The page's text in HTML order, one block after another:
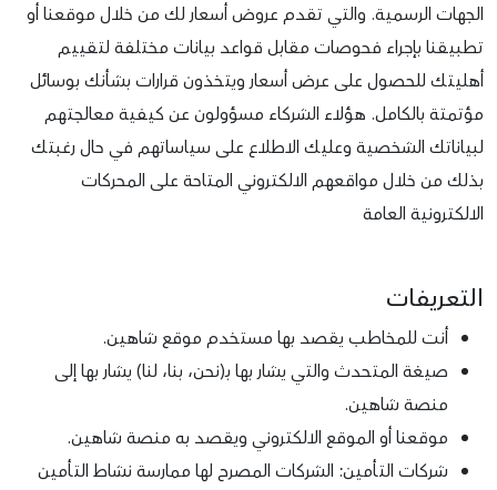
الجهات الرسمية. والتي تقدم عروض أسعار لك من خلال موقعنا أو
تطبيقنا بإجراء فحوصات مقابل قواعد بيانات مختلفة لتقييم
أهليتك للحصول على عرض أسعار ويتخذون قرارات بشأنك بوسائل
مؤتمتة بالكامل. هؤلاء الشركاء مسؤولون عن كيفية معالجتهم
لبياناتك الشخصية وعليك الاطلاع على سياساتهم في حال رغبتك
بذلك من خلال مواقعهم الالكتروني المتاحة على المحركات
الالكترونية العامة
التعريفات
أنت للمخاطب يقصد بها مستخدم موقع شاهين.
صيغة المتحدث والتي يشار بها بـ(نحن، بنا، لنا) يشار بها إلى
منصة شاهين.
موقعنا أو الموقع الالكتروني ويقصد به منصة شاهين.
شركات التأمين: الشركات المصرح لها ممارسة نشاط التأمين